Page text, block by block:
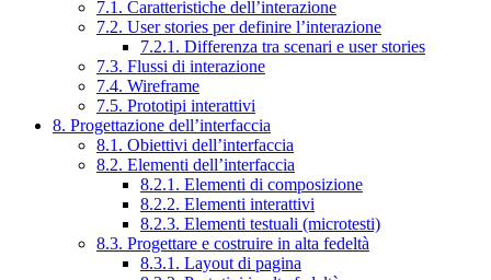
7.1. Caratteristiche dell’interazione
7.2. User stories per definire l’interazione
7.2.1. Differenza tra scenari e user stories
7.3. Flussi di interazione
7.4. Wireframe
7.5. Prototipi interattivi
8. Progettazione dell’interfaccia
8.1. Obiettivi dell’interfaccia
8.2. Elementi dell’interfaccia
8.2.1. Elementi di composizione
8.2.2. Elementi interattivi
8.2.3. Elementi testuali (microtesti)
8.3. Progettare e costruire in alta fedeltà
8.3.1. Layout di pagina